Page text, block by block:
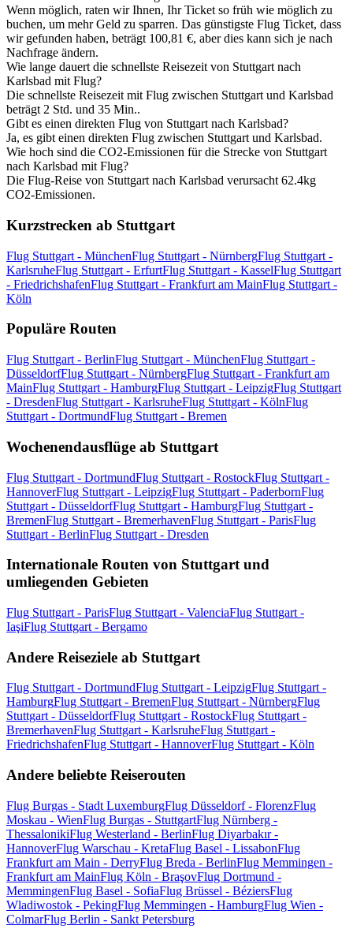
Wenn möglich, raten wir Ihnen, Ihr Ticket so früh wie möglich zu
buchen, um mehr Geld zu sparren. Das günstigste Flug Ticket, dass
wir gefunden haben, beträgt 100,81 €, aber dies kann sich je nach
Nachfrage ändern.
Wie lange dauert die schnellste Reisezeit von Stuttgart nach
Karlsbad mit Flug?
Die schnellste Reisezeit mit Flug zwischen Stuttgart und Karlsbad
beträgt 2 Std. und 35 Min..
Gibt es einen direkten Flug von Stuttgart nach Karlsbad?
Ja, es gibt einen direkten Flug zwischen Stuttgart und Karlsbad.
Wie hoch sind die CO2-Emissionen für die Strecke von Stuttgart
nach Karlsbad mit Flug?
Die Flug-Reise von Stuttgart nach Karlsbad verursacht 62.4kg
CO2-Emissionen.
Kurzstrecken ab Stuttgart
Flug Stuttgart - MünchenFlug Stuttgart - NürnbergFlug Stuttgart -
KarlsruheFlug Stuttgart - ErfurtFlug Stuttgart - KasselFlug Stuttgart
- FriedrichshafenFlug Stuttgart - Frankfurt am MainFlug Stuttgart -
Köln
Populäre Routen
Flug Stuttgart - BerlinFlug Stuttgart - MünchenFlug Stuttgart -
DüsseldorfFlug Stuttgart - NürnbergFlug Stuttgart - Frankfurt am
MainFlug Stuttgart - HamburgFlug Stuttgart - LeipzigFlug Stuttgart
- DresdenFlug Stuttgart - KarlsruheFlug Stuttgart - KölnFlug
Stuttgart - DortmundFlug Stuttgart - Bremen
Wochenendausflüge ab Stuttgart
Flug Stuttgart - DortmundFlug Stuttgart - RostockFlug Stuttgart -
HannoverFlug Stuttgart - LeipzigFlug Stuttgart - PaderbornFlug
Stuttgart - DüsseldorfFlug Stuttgart - HamburgFlug Stuttgart -
BremenFlug Stuttgart - BremerhavenFlug Stuttgart - ParisFlug
Stuttgart - BerlinFlug Stuttgart - Dresden
Internationale Routen von Stuttgart und
umliegenden Gebieten
Flug Stuttgart - ParisFlug Stuttgart - ValenciaFlug Stuttgart -
IaşiFlug Stuttgart - Bergamo
Andere Reiseziele ab Stuttgart
Flug Stuttgart - DortmundFlug Stuttgart - LeipzigFlug Stuttgart -
HamburgFlug Stuttgart - BremenFlug Stuttgart - NürnbergFlug
Stuttgart - DüsseldorfFlug Stuttgart - RostockFlug Stuttgart -
BremerhavenFlug Stuttgart - KarlsruheFlug Stuttgart -
FriedrichshafenFlug Stuttgart - HannoverFlug Stuttgart - Köln
Andere beliebte Reiserouten
Flug Burgas - Stadt LuxemburgFlug Düsseldorf - FlorenzFlug
Moskau - WienFlug Burgas - StuttgartFlug Nürnberg -
ThessalonikiFlug Westerland - BerlinFlug Diyarbakır -
HannoverFlug Warschau - KretaFlug Basel - LissabonFlug
Frankfurt am Main - DerryFlug Breda - BerlinFlug Memmingen -
Frankfurt am MainFlug Köln - BraşovFlug Dortmund -
MemmingenFlug Basel - SofiaFlug Brüssel - BéziersFlug
Wladiwostok - PekingFlug Memmingen - HamburgFlug Wien -
ColmarFlug Berlin - Sankt Petersburg